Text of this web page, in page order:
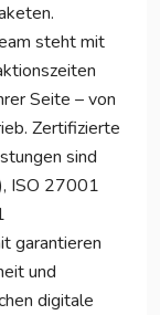
steht mit
Seite – von
Zertifizierte
sind
ISO 27001
garantieren
und
digitale